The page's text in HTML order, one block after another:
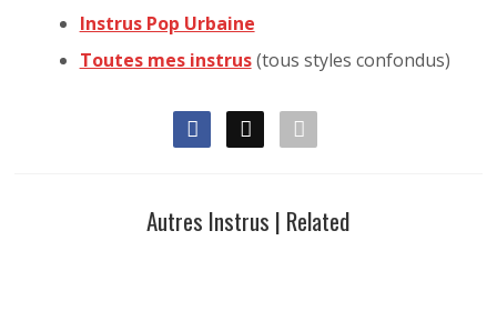
Instrus Pop Urbaine
Toutes mes instrus(tous styles confondus)
Autres Instrus | Related